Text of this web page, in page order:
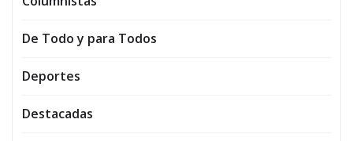
De Todo y para Todos
Deportes
Destacadas